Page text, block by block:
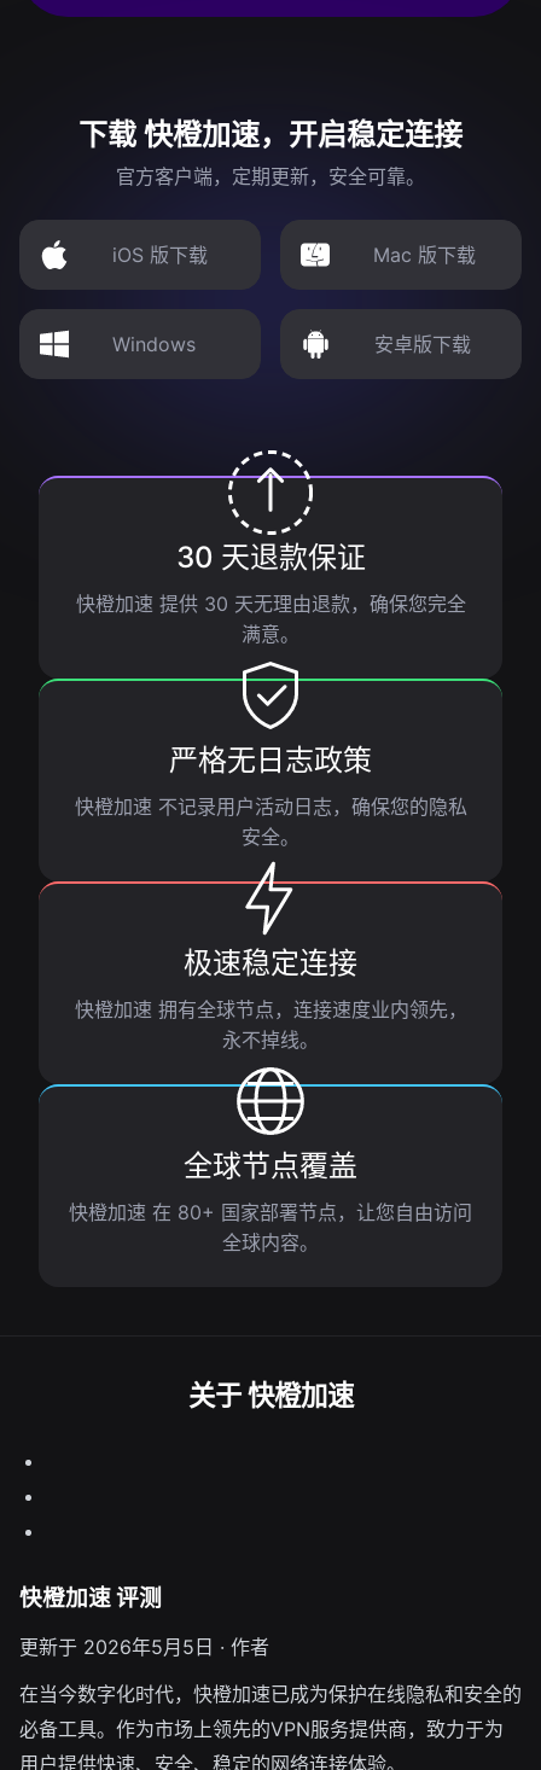
下载 快橙加速，开启稳定连接
官方客户端，定期更新，安全可靠。
iOS 版下载 Mac 版下载
Windows 安卓版下载
30 天退款保证
快橙加速 提供 30 天无理由退款，确保您完全
满意。
严格无日志政策
快橙加速 不记录用户活动日志，确保您的隐私
安全。
极速稳定连接
快橙加速 拥有全球节点，连接速度业内领先，
永不掉线。
全球节点覆盖
快橙加速 在 80+ 国家部署节点，让您自由访问
全球内容。
关于 快橙加速
快橙加速 评测
更新于 2026年5月5日 · 作者
在当今数字化时代，快橙加速已成为保护在线隐私和安全的
必备工具。作为市场上领先的VPN服务提供商，致力于为
用户提供快速、安全、稳定的网络连接体验。